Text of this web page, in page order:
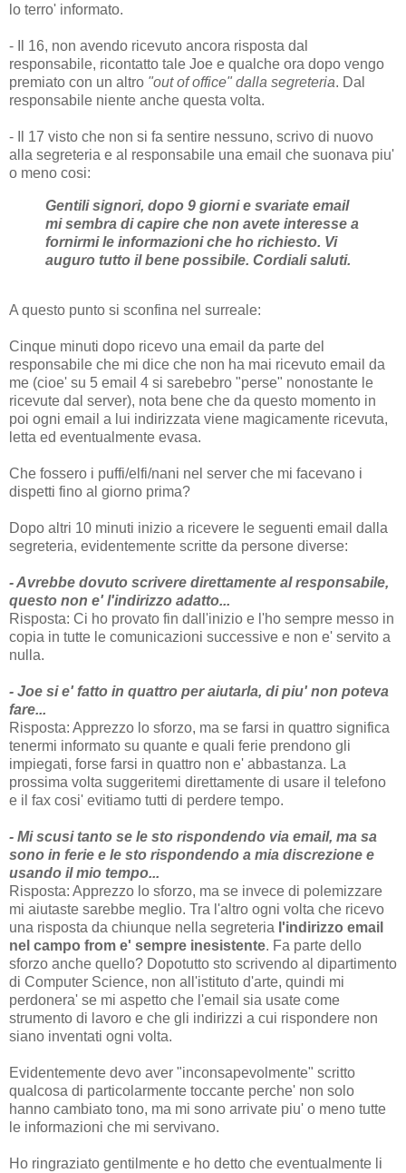
lo terro' informato.
- Il 16, non avendo ricevuto ancora risposta dal
responsabile, ricontatto tale Joe e qualche ora dopo vengo
premiato con un altro "out of office" dalla segreteria. Dal
responsabile niente anche questa volta.
- Il 17 visto che non si fa sentire nessuno, scrivo di nuovo
alla segreteria e al responsabile una email che suonava piu'
o meno cosi:
Gentili signori, dopo 9 giorni e svariate email
mi sembra di capire che non avete interesse a
fornirmi le informazioni che ho richiesto. Vi
auguro tutto il bene possibile. Cordiali saluti.
A questo punto si sconfina nel surreale:
Cinque minuti dopo ricevo una email da parte del
responsabile che mi dice che non ha mai ricevuto email da
me (cioe' su 5 email 4 si sarebebro "perse" nonostante le
ricevute dal server), nota bene che da questo momento in
poi ogni email a lui indirizzata viene magicamente ricevuta,
letta ed eventualmente evasa.
Che fossero i puffi/elfi/nani nel server che mi facevano i
dispetti fino al giorno prima?
Dopo altri 10 minuti inizio a ricevere le seguenti email dalla
segreteria, evidentemente scritte da persone diverse:
- Avrebbe dovuto scrivere direttamente al responsabile,
questo non e' l'indirizzo adatto...
Risposta: Ci ho provato fin dall'inizio e l'ho sempre messo in
copia in tutte le comunicazioni successive e non e' servito a
nulla.
- Joe si e' fatto in quattro per aiutarla, di piu' non poteva
fare...
Risposta: Apprezzo lo sforzo, ma se farsi in quattro significa
tenermi informato su quante e quali ferie prendono gli
impiegati, forse farsi in quattro non e' abbastanza. La
prossima volta suggeritemi direttamente di usare il telefono
e il fax cosi' evitiamo tutti di perdere tempo.
- Mi scusi tanto se le sto rispondendo via email, ma sa
sono in ferie e le sto rispondendo a mia discrezione e
usando il mio tempo...
Risposta: Apprezzo lo sforzo, ma se invece di polemizzare
mi aiutaste sarebbe meglio. Tra l'altro ogni volta che ricevo
una risposta da chiunque nella segreteria l'indirizzo email
nel campo from e' sempre inesistente. Fa parte dello
sforzo anche quello? Dopotutto sto scrivendo al dipartimento
di Computer Science, non all'istituto d'arte, quindi mi
perdonera' se mi aspetto che l'email sia usate come
strumento di lavoro e che gli indirizzi a cui rispondere non
siano inventati ogni volta.
Evidentemente devo aver "inconsapevolmente" scritto
qualcosa di particolarmente toccante perche' non solo
hanno cambiato tono, ma mi sono arrivate piu' o meno tutte
le informazioni che mi servivano.
Ho ringraziato gentilmente e ho detto che eventualmente li